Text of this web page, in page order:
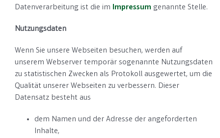
Datenverarbeitung ist die im
Impressum genannte Stelle.
Nutzungsdaten
Wenn Sie unsere Webseiten besuchen, werden auf
unserem Webserver temporär sogenannte Nutzungsdaten
zu statistischen Zwecken als Protokoll ausgewertet, um die
Qualität unserer Webseiten zu verbessern. Dieser
Datensatz besteht aus
dem Namen und der Adresse der angeforderten
Inhalte,